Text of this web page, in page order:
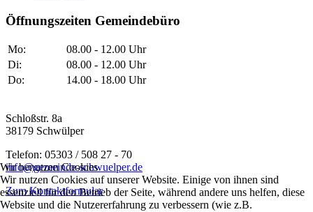
Öffnungszeiten Gemeindebüro
Mo:
08.00 - 12.00 Uhr
Di:
08.00 - 12.00 Uhr
Do:
14.00 - 18.00 Uhr
Schloßstr. 8a
38179 Schwülper
Telefon: 05303 / 508 27 - 70
info@gemeinde-schwuelper.de
Zum Kontaktformular
Wir benutzen Cookies
Wir nutzen Cookies auf unserer Website. Einige von ihnen sind
essenziell für den Betrieb der Seite, während andere uns helfen, diese
Website und die Nutzererfahrung zu verbessern (wie z.B.